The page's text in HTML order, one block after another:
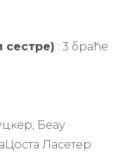
сестре) : 3 браће
Беау
Ласетер